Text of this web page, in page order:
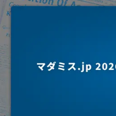
ㅘ㆘ㅑㅹ奃顲奅顴ㆥ瀨ㅭㅼ酉㆙㆗ㅱㅺ
㇜㇬㇭㈖ㆍ㆝莧ㅽ傖嗼㆜ㆥ慛ㆃㆾ㆚